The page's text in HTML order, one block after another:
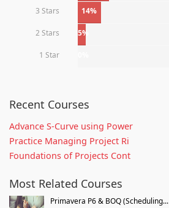
3 Stars 14%
2 Stars 5%
1 Star
Recent Courses
Advance S-Curve using Power
Practice Managing Project Ri
Foundations of Projects Cont
Most Related Courses
Primavera P6 & BOQ (Scheduling...